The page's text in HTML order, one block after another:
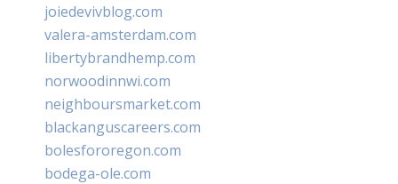
joiedevivblog.com
valera-amsterdam.com
libertybrandhemp.com
norwoodinnwi.com
neighboursmarket.com
blackanguscareers.com
bolesfororegon.com
bodega-ole.com